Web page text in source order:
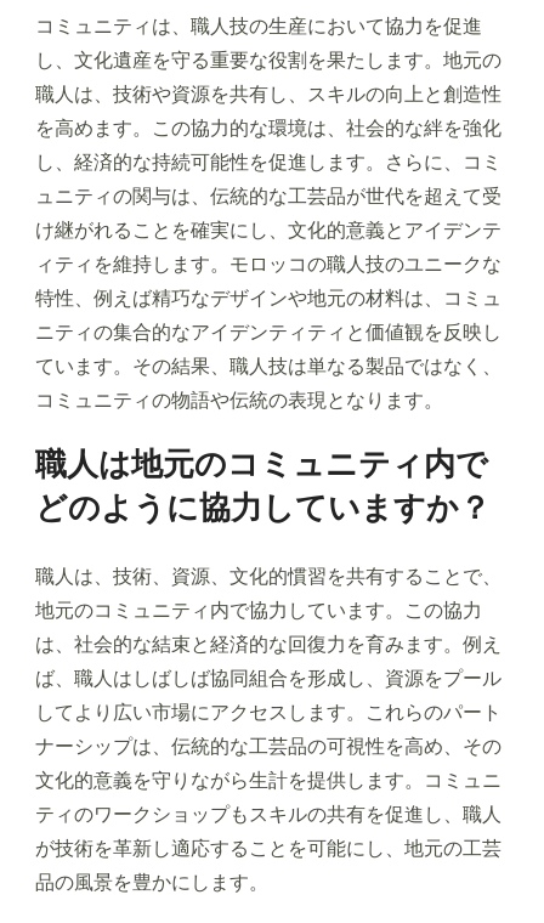
コミュニティは、職人技の生産において協力を促進
し、文化遺産を守る重要な役割を果たします。地元の
職人は、技術や資源を共有し、スキルの向上と創造性
を高めます。この協力的な環境は、社会的な絆を強化
し、経済的な持続可能性を促進します。さらに、コミ
ュニティの関与は、伝統的な工芸品が世代を超えて受
け継がれることを確実にし、文化的意義とアイデンテ
ィティを維持します。モロッコの職人技のユニークな
特性、例えば精巧なデザインや地元の材料は、コミュ
ニティの集合的なアイデンティティと価値観を反映し
ています。その結果、職人技は単なる製品ではなく、
コミュニティの物語や伝統の表現となります。
職人は地元のコミュニティ内で
どのように協力していますか？
職人は、技術、資源、文化的慣習を共有することで、
地元のコミュニティ内で協力しています。この協力
は、社会的な結束と経済的な回復力を育みます。例え
ば、職人はしばしば協同組合を形成し、資源をプール
してより広い市場にアクセスします。これらのパート
ナーシップは、伝統的な工芸品の可視性を高め、その
文化的意義を守りながら生計を提供します。コミュニ
ティのワークショップもスキルの共有を促進し、職人
が技術を革新し適応することを可能にし、地元の工芸
品の風景を豊かにします。